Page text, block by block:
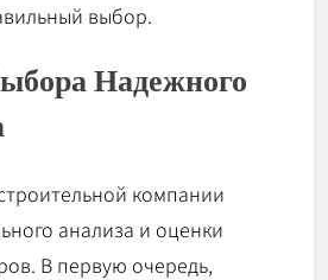
выбор.
Надежного
компании
анализа и оценки
В первую очередь,